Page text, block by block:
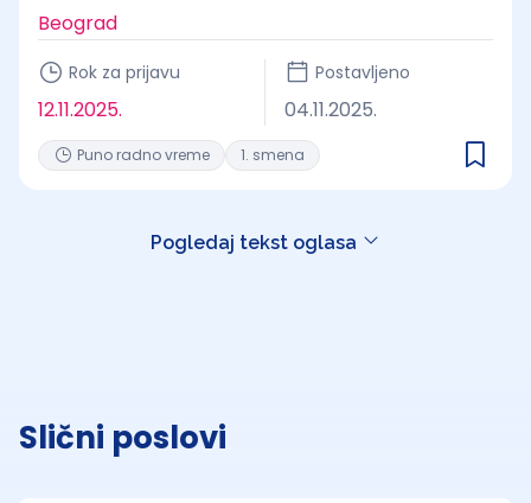
Beograd
Rok za prijavu
12.11.2025.
Postavljeno
04.11.2025.
Puno radno vreme 1. smena
Pogledaj tekst oglasa
Slični poslovi